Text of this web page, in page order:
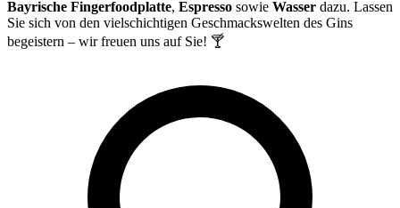
Bayrische Fingerfoodplatte, Espresso sowie Wasser dazu. Lassen
Sie sich von den vielschichtigen Geschmackswelten des Gins
begeistern – wir freuen uns auf Sie! 🍸